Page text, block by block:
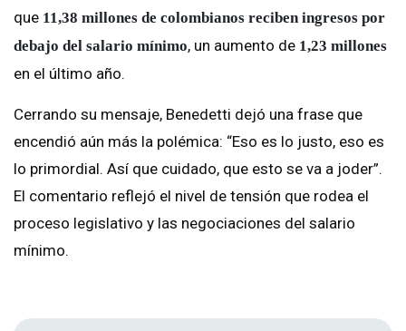
que 11,38 millones de colombianos reciben ingresos por
debajo del salario mínimo, un aumento de 1,23 millones
en el último año.
Cerrando su mensaje, Benedetti dejó una frase que
encendió aún más la polémica: “Eso es lo justo, eso es
lo primordial. Así que cuidado, que esto se va a joder”.
El comentario reflejó el nivel de tensión que rodea el
proceso legislativo y las negociaciones del salario
mínimo.